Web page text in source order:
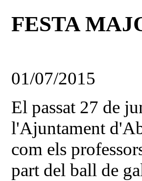
FESTA
01/07/2015
El passat 27 de
l'Ajuntament
com els
part del ball de